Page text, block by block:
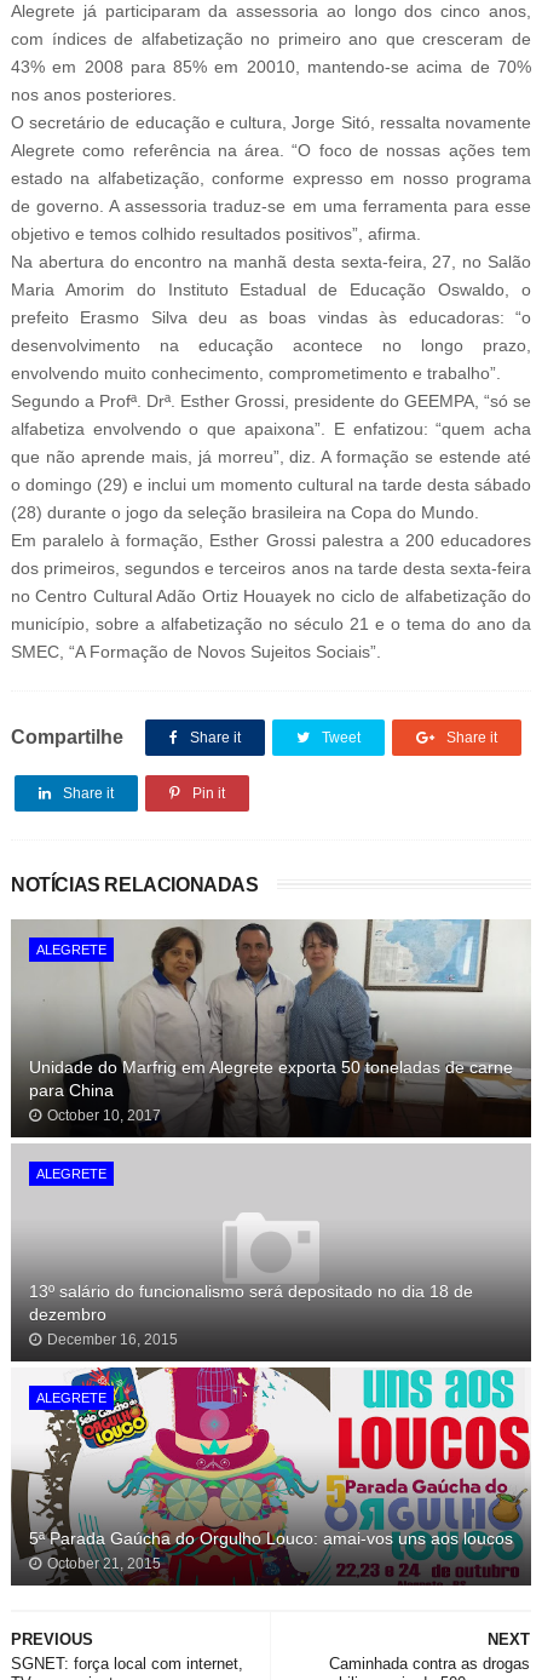
Alegrete já participaram da assessoria ao longo dos cinco anos,
com índices de alfabetização no primeiro ano que cresceram de
43% em 2008 para 85% em 20010, mantendo-se acima de 70%
nos anos posteriores.
O secretário de educação e cultura, Jorge Sitó, ressalta novamente
Alegrete como referência na área. “O foco de nossas ações tem
estado na alfabetização, conforme expresso em nosso programa
de governo. A assessoria traduz-se em uma ferramenta para esse
objetivo e temos colhido resultados positivos”, afirma.
Na abertura do encontro na manhã desta sexta-feira, 27, no Salão
Maria Amorim do Instituto Estadual de Educação Oswaldo, o
prefeito Erasmo Silva deu as boas vindas às educadoras: “o
desenvolvimento na educação acontece no longo prazo,
envolvendo muito conhecimento, comprometimento e trabalho”.
Segundo a Profª. Drª. Esther Grossi, presidente do GEEMPA, “só se
alfabetiza envolvendo o que apaixona”. E enfatizou: “quem acha
que não aprende mais, já morreu”, diz. A formação se estende até
o domingo (29) e inclui um momento cultural na tarde desta sábado
(28) durante o jogo da seleção brasileira na Copa do Mundo.
Em paralelo à formação, Esther Grossi palestra a 200 educadores
dos primeiros, segundos e terceiros anos na tarde desta sexta-feira
no Centro Cultural Adão Ortiz Houayek no ciclo de alfabetização do
município, sobre a alfabetização no século 21 e o tema do ano da
SMEC, “A Formação de Novos Sujeitos Sociais”.
Compartilhe Share it Tweet Share it
Share it Pin it
NOTÍCIAS RELACIONADAS
ALEGRETE
Unidade do Marfrig em Alegrete exporta 50 toneladas de carne
para China
October 10, 2017
ALEGRETE
13º salário do funcionalismo será depositado no dia 18 de
dezembro
December 16, 2015
ALEGRETE
5ª Parada Gaúcha do Orgulho Louco: amai-vos uns aos loucos
October 21, 2015
NEXT
Caminhada contra as drogas
PREVIOUS
SGNET: força local com internet,